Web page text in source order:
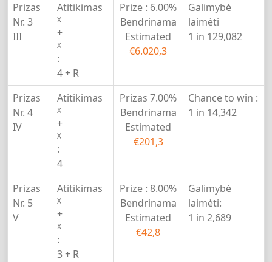
Prizas
Nr. 3
III
Atitikimas
X
+
X
:
4 + R
Prize : 6.00%
Bendrinama
Estimated
€6.020,3
Galimybė
laimėti
1 in 129,082
Prizas
Nr. 4
IV
Atitikimas
X
+
X
:
4
Prizas 7.00%
Bendrinama
Estimated
€201,3
Chance to win :
1 in 14,342
Prizas
Nr. 5
V
Atitikimas
X
+
X
:
3 + R
Prize : 8.00%
Bendrinama
Estimated
€42,8
Galimybė
laimėti:
1 in 2,689